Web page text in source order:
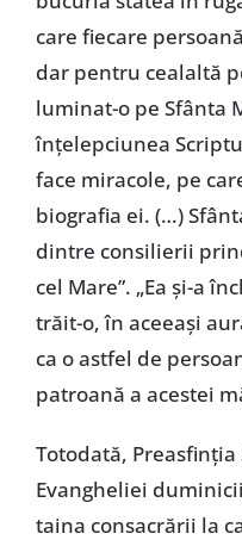
care fiecare
dar pentru cealaltă
luminat-o pe Sfânta
înţelepciunea
face miracole, pe
biografia ei. (…)
dintre consilierii
cel Mare”. „Ea şi-a
trăit-o, în aceeaşi
ca o astfel de
patroană a acestei
Totodată,
Evangheliei
taina consacrării la